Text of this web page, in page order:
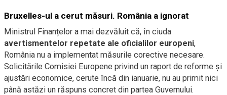
Bruxelles-ul a cerut măsuri. România a ignorat
Ministrul Finanțelor a mai dezvăluit că, în ciuda
avertismentelor repetate ale oficialilor europeni,
România nu a implementat măsurile corective necesare.
Solicitările Comisiei Europene privind un raport de reforme și
ajustări economice, cerute încă din ianuarie, nu au primit nici
până astăzi un răspuns concret din partea Guvernului.